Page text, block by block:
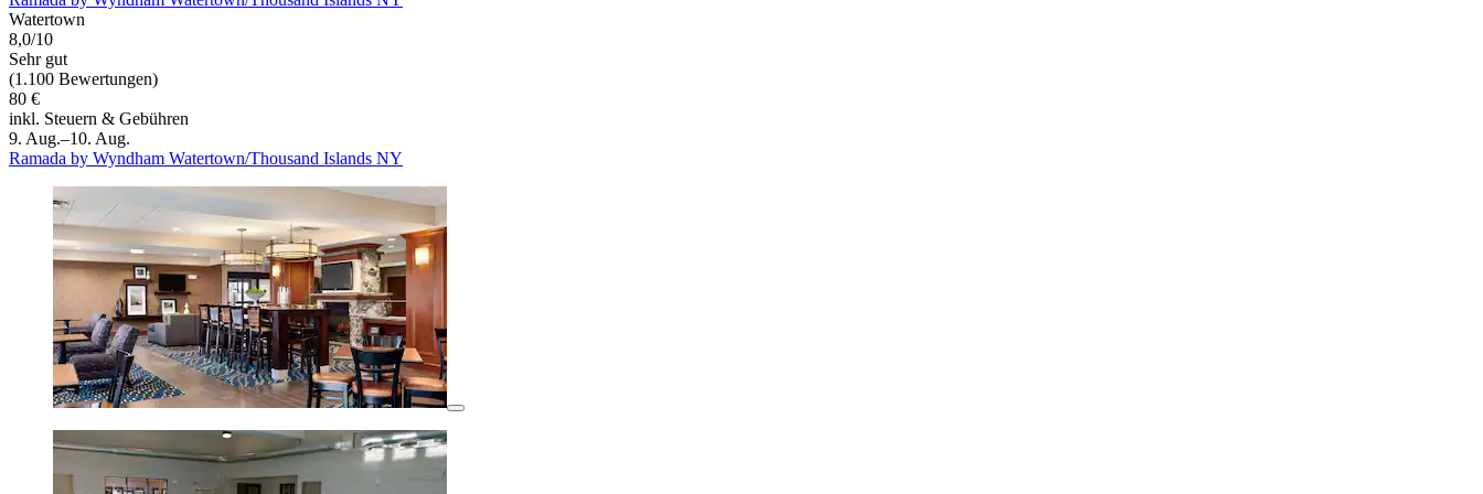
Watertown
8,0/10
Sehr gut
(1.100 Bewertungen)
80 €
inkl. Steuern & Gebühren
9. Aug.–10. Aug.
Ramada by Wyndham Watertown/Thousand Islands NY